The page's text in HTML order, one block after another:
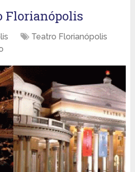
Florianópolis
Teatro Florianópolis